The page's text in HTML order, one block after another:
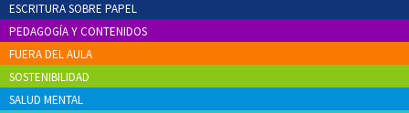
ESCRITURA SOBRE PAPEL
PEDAGOGÍA Y CONTENIDOS
FUERA DEL AULA
SOSTENIBILIDAD
SALUD MENTAL